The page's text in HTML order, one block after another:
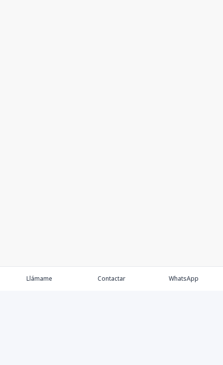
Llámame Contactar WhatsApp